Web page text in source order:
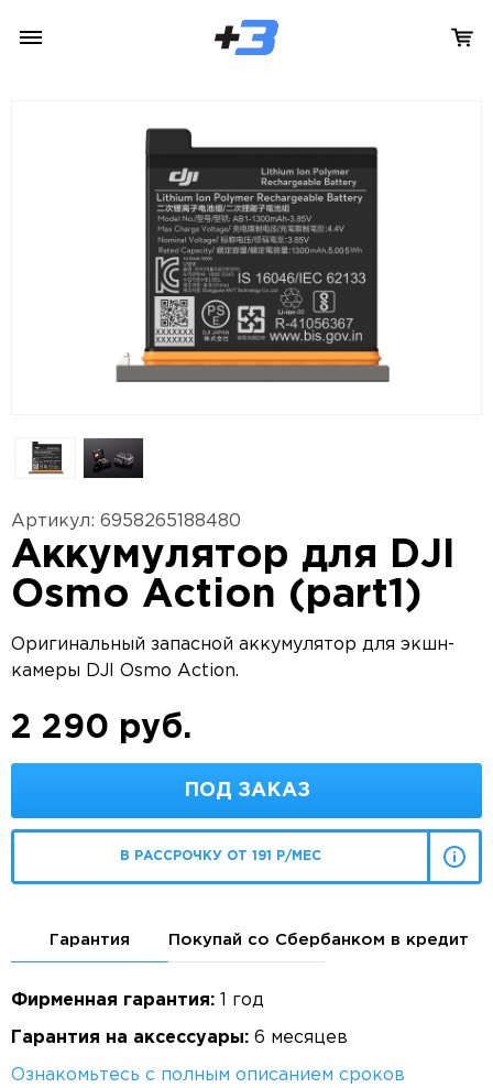
Артикул: 6958265188480
Аккумулятор для DJI
Osmo Action (part1)
Оригинальный запасной аккумулятор для экшн-
камеры DJI Osmo Action.
2 290 руб.
ПОД ЗАКАЗ
В РАССРОЧКУ ОТ 191 Р/МЕС
Гарантия Покупай со Сбербанком в кредит
Фирменная гарантия: 1 год
Гарантия на аксессуары: 6 месяцев
Ознакомьтесь с полным описанием сроков